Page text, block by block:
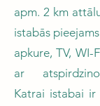
apm. 2 km
istabās
apkure, TV, WI-
ar
Katrai istabai ir